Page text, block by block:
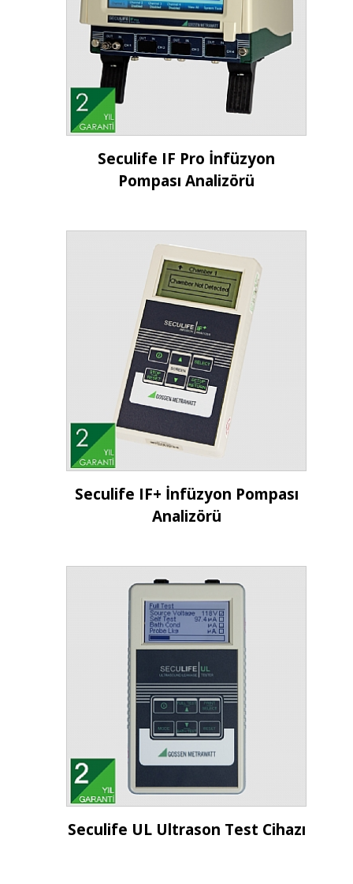
İncele
Seculife IF Pro İnfüzyon
Pompası Analizörü
İncele
Seculife IF+ İnfüzyon Pompası
Analizörü
İncele
Seculife UL Ultrason Test Cihazı